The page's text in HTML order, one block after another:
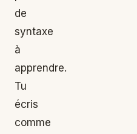
de
syntaxe
à
apprendre.
Tu
écris
comme